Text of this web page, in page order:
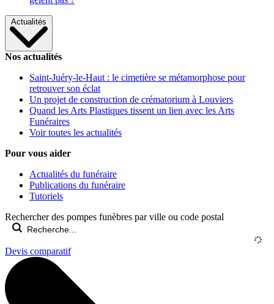
Actualités
Nos actualités
Saint-Juéry-le-Haut : le cimetière se métamorphose pour
retrouver son éclat
Un projet de construction de crématorium à Louviers
Quand les Arts Plastiques tissent un lien avec les Arts
Funéraires
Voir toutes les actualités
Pour vous aider
Actualités du funéraire
Publications du funéraire
Tutoriels
Rechercher des pompes funèbres par ville ou code postal
Devis comparatif